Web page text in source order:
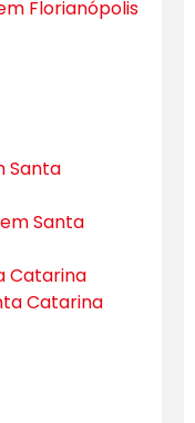
Florianópolis
Santa
Santa
Catarina
Catarina